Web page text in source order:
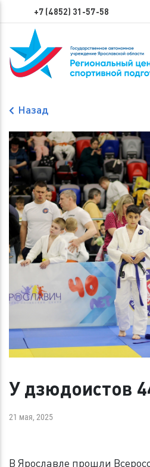
+7 (4852) 31-57-58
Назад
У дзюдоистов
21 мая, 2025
В Ярославле прошли